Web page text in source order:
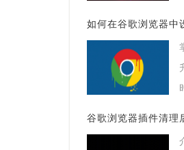
如何在谷歌浏览器中
谷歌浏览器插件清理